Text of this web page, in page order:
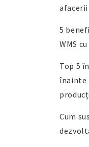
afacerii
5
WMS
Top 5
înainte
Cum